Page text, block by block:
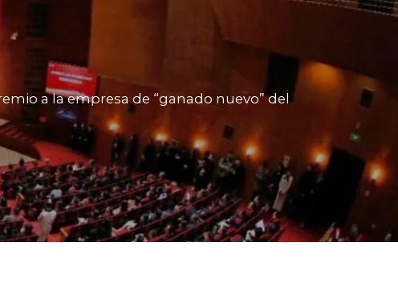
a la empresa de “ganado nuevo” del